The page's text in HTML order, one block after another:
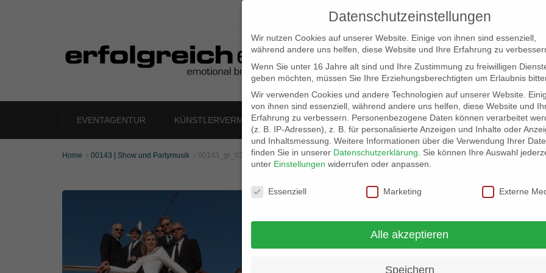
EVENTAGENTUR KÜNSTLERVERMITTLUNG LOCATION SCOUT ELB-LOCATION: PANORAMA
Home  00143 | Show und Partymusik  00143_gr_02
Datenschutzeinstellungen
Wir nutzen Cookies auf unserer Website. Einige von ihnen sind essenziell,
während andere uns helfen, diese Website und Ihre Erfahrung zu
Wenn Sie unter 16 Jahre alt sind und Ihre Zustimmung zu freiwilligen
geben möchten, müssen Sie Ihre Erziehungsberechtigten um Erlaubnis
Wir verwenden Cookies und andere Technologien auf unserer Website.
von ihnen sind essenziell, während andere uns helfen, diese Website und
Erfahrung zu verbessern.
Personenbezogene Daten können verarbeitet
(z. B. IP-Adressen), z. B. für personalisierte Anzeigen und Inhalte oder
und Inhaltsmessung. Weitere Informationen über die Verwendung Ihrer
finden Sie in unserer Datenschutzerklärung
Sie können Ihre Auswahl
unter Einstellungen widerrufen oder anpassen.
Datenschutzeinstellungen
Essenziell Marketing Externe
Alle akzeptieren
Speichern